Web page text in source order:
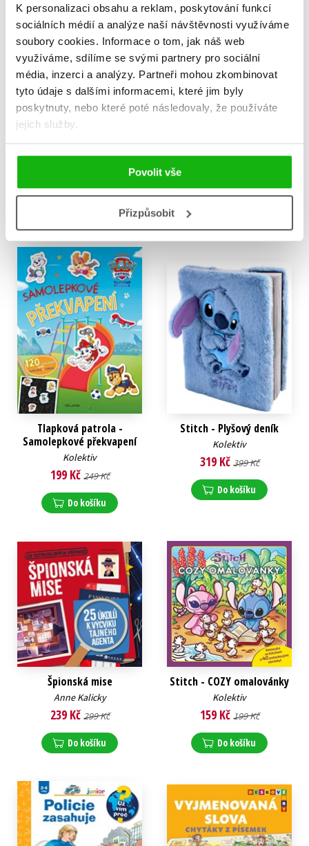
K personalizaci obsahu a reklam, poskytování funkcí
sociálních médií a analýze naší návštěvnosti využíváme
soubory cookies. Informace o tom, jak náš web
využíváme, sdílíme se svými partnery pro sociální
média, inzerci a analýzy. Partneři mohou zkombinovat
tyto údaje s dalšími informacemi, které jim byly
poskytnuty, nebo které poté následovaly, že používáte
jejich služby.
Povolit vše
Přizpůsobit
Super Mario Galaktický
film - Oficiální kniha
aktivit
279 Kč349 Kč
Tlapková patrola -
Samolepkové překvapení
Kolektiv
199 Kč 249 Kč
Do košíku
Stitch - Plyšový deník
Kolektiv
319 Kč 399 Kč
Do košíku
Špionská mise
Anne Kalicky
239 Kč 299 Kč
Do košíku
Stitch - COZY omalovánky
Kolektiv
159 Kč 199 Kč
Do košíku